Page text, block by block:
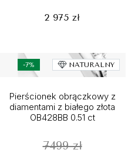
2 975 zł
-7% NATURALNY
Pierścionek obrączkowy z
diamentami z białego złota
OB428BB 0.51 ct
7499 zł